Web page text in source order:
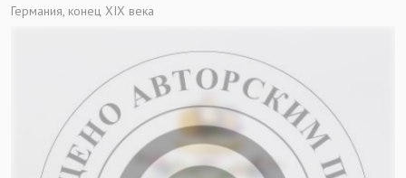
Германия, конец ХIХ века